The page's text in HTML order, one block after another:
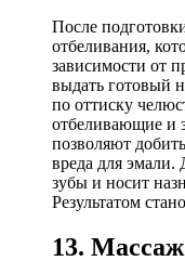
После
отбеливания,
зависимости от
выдать готовый
по оттиску
отбеливающие и
позволяют
вреда для эмали.
зубы и носит
Результатом
13.